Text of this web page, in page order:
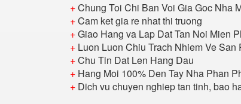
+Chung Toi Chi Ban Voi Gia Goc Nha
+Cam ket gia re nhat thi truong
+Giao Hang va Lap Dat Tan Noi Mien
+ Luon Luon Chiu Trach Nhiem Ve San
+Chu Tin Dat Len Hang Dau
+ Hang Moi 100% Den Tay Nha Phan
+ Dich vu chuyen nghiep tan tinh, bao